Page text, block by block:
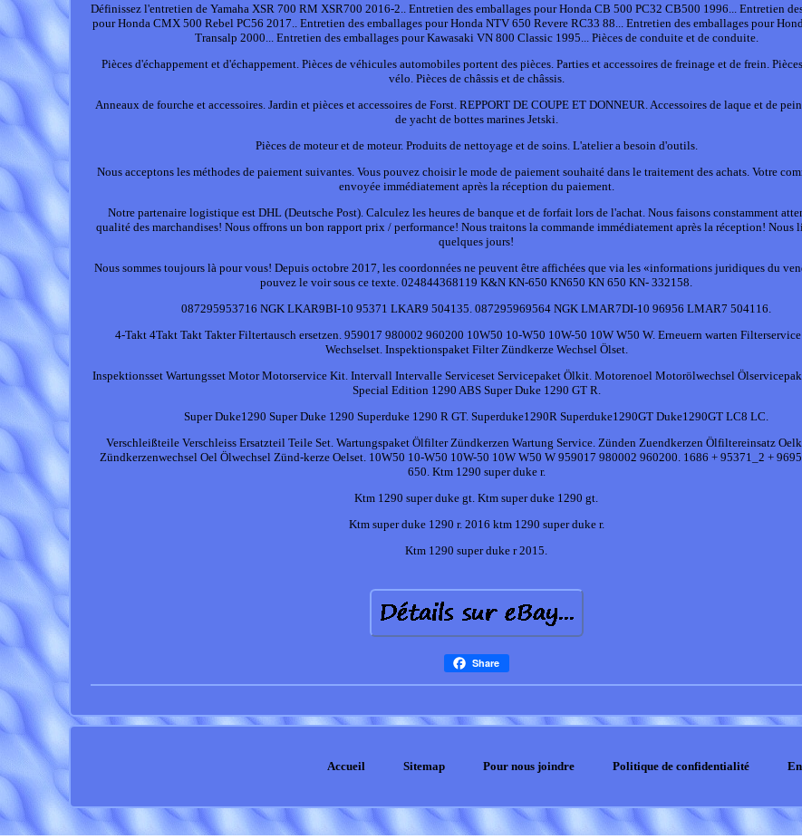
Définissez l'entretien de Yamaha XSR 700 RM XSR700 2016-2.. Entretien des emballages pour Honda CB 500 PC32 CB500 1996... Entretien
pour Honda CMX 500 Rebel PC56 2017.. Entretien des emballages pour Honda NTV 650 Revere RC33 88... Entretien des emballages pour
Transalp 2000... Entretien des emballages pour Kawasaki VN 800 Classic 1995... Pièces de conduite et de conduite.
Pièces d'échappement et d'échappement. Pièces de véhicules automobiles portent des pièces. Parties et accessoires de freinage et de frein.
vélo. Pièces de châssis et de châssis.
Anneaux de fourche et accessoires. Jardin et pièces et accessoires de Forst. REPPORT DE COUPE ET DONNEUR. Accessoires de laque et de
de yacht de bottes marines Jetski.
Pièces de moteur et de moteur. Produits de nettoyage et de soins. L'atelier a besoin d'outils.
Nous acceptons les méthodes de paiement suivantes. Vous pouvez choisir le mode de paiement souhaité dans le traitement des achats. Votre
envoyée immédiatement après la réception du paiement.
Notre partenaire logistique est DHL (Deutsche Post). Calculez les heures de banque et de forfait lors de l'achat. Nous faisons constamment
qualité des marchandises! Nous offrons un bon rapport prix / performance! Nous traitons la commande immédiatement après la réception! Nous
quelques jours!
Nous sommes toujours là pour vous! Depuis octobre 2017, les coordonnées ne peuvent être affichées que via les «informations juridiques du
pouvez le voir sous ce texte. 024844368119 K&N KN-650 KN650 KN 650 KN- 332158.
087295953716 NGK LKAR9BI-10 95371 LKAR9 504135. 087295969564 NGK LMAR7DI-10 96956 LMAR7 504116.
4-Takt 4Takt Takt Takter Filtertausch ersetzen. 959017 980002 960200 10W50 10-W50 10W-50 10W W50 W. Erneuern warten
Wechselset. Inspektionspaket Filter Zündkerze Wechsel Ölset.
Inspektionsset Wartungsset Motor Motorservice Kit. Intervall Intervalle Serviceset Servicepaket Ölkit. Motorenoel Motorölwechsel
Special Edition 1290 ABS Super Duke 1290 GT R.
Super Duke1290 Super Duke 1290 Superduke 1290 R GT. Superduke1290R Superduke1290GT Duke1290GT LC8 LC.
Verschleißteile Verschleiss Ersatzteil Teile Set. Wartungspaket Ölfilter Zündkerzen Wartung Service. Zünden Zuendkerzen Ölfiltereinsatz
Zündkerzenwechsel Oel Ölwechsel Zünd-kerze Oelset. 10W50 10-W50 10W-50 10W W50 W 959017 980002 960200. 1686 + 95371_2 +
650. Ktm 1290 super duke r.
Ktm 1290 super duke gt. Ktm super duke 1290 gt.
Ktm super duke 1290 r. 2016 ktm 1290 super duke r.
Ktm 1290 super duke r 2015.
Share
Accueil Sitemap Pour nous joindre Politique de confidentialité